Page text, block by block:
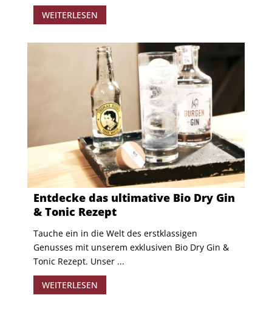
WEITERLESEN
Entdecke das ultimative Bio Dry Gin
& Tonic Rezept
Tauche ein in die Welt des erstklassigen
Genusses mit unserem exklusiven Bio Dry Gin &
Tonic Rezept. Unser ...
WEITERLESEN